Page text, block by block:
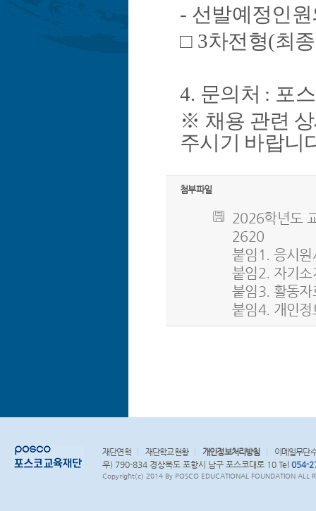
- 선발예정인
□ 3차전형(최
4. 문의처 : 포
※ 채용 관련
주시기 바랍니
첨부파일
2026학년도
2620
붙임1. 응시
붙임2. 자기
붙임3. 활동
붙임4. 개인
재단연혁 재단학교현황 개인정보처리방침
이메일무단
우) 790-834 경상북도 포항시 남구 포스코대로 10 Tel 054-
Copyright(c) 2014 By POSCO EDUCATIONAL FOUNDATION ALL